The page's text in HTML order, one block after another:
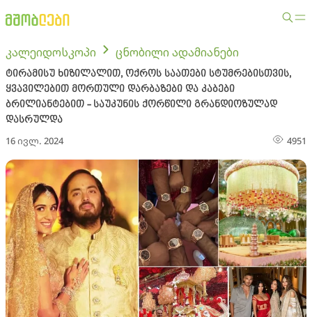
კალეიდოსკოპი ცნობილი ადამიანები
ტირამისუ ხიზილალით, ოქროს საათები სტუმრებისთვის,
ყვავილებით მორთული დარბაზები და კაბები
ბრილიანტებით - საუკუნის ქორწილი გრანდიოზულად
დასრულდა
16 ივლ. 2024 4951